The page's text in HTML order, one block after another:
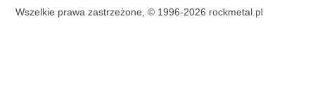
Wszelkie prawa zastrzeżone, © 1996-2026 rockmetal.pl